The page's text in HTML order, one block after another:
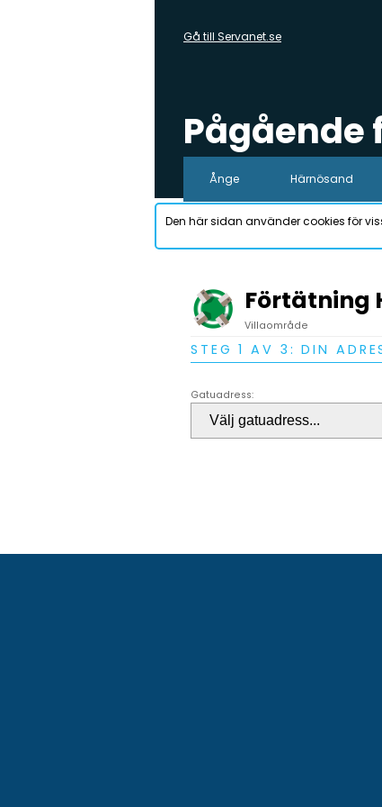
Gå till Servanet.se
Ånge Härnösand
Den här sidan använder cookies för
Förtätning
Villaområde
STEG 1 AV 3: DIN
Gatuadress: